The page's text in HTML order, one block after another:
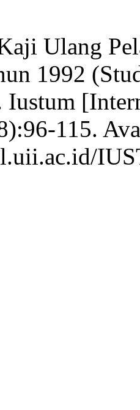
Ulang
1992
115.